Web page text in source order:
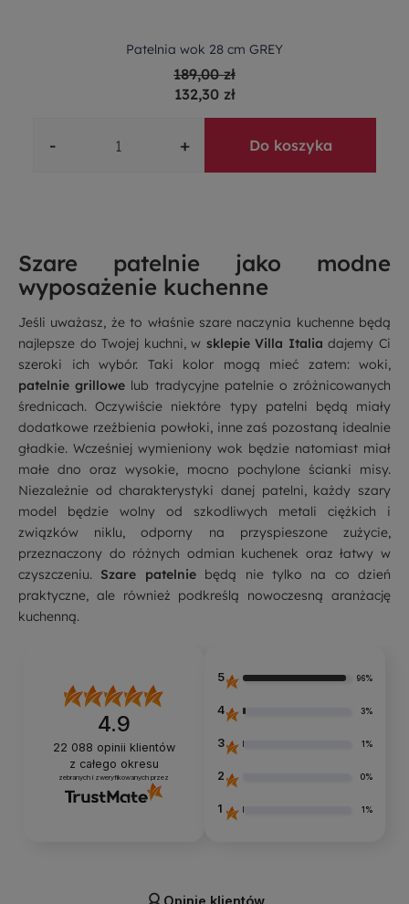
Patelnia wok 28 cm GREY
189,00 zł
132,30 zł
- + Do koszyka
Szare patelnie jako modne
wyposażenie kuchenne
Jeśli uważasz, że to właśnie szare naczynia kuchenne będą
najlepsze do Twojej kuchni, w sklepie Villa Italia dajemy Ci
szeroki ich wybór. Taki kolor mogą mieć zatem: woki,
patelnie grillowe lub tradycyjne patelnie o zróżnicowanych
średnicach. Oczywiście niektóre typy patelni będą miały
dodatkowe rzeźbienia powłoki, inne zaś pozostaną idealnie
gładkie. Wcześniej wymieniony wok będzie natomiast miał
małe dno oraz wysokie, mocno pochylone ścianki misy.
Niezależnie od charakterystyki danej patelni, każdy szary
model będzie wolny od szkodliwych metali ciężkich i
związków niklu, odporny na przyspieszone zużycie,
przeznaczony do różnych odmian kuchenek oraz łatwy w
czyszczeniu. Szare patelniebędą nie tylko na co dzień
praktyczne, ale również podkreślą nowoczesną aranżację
kuchenną.
4.9
22 088 opinii klientów
z całego okresu
zebranych i zweryfikowanych przez
5 96%
4 3%
3 1%
2 0%
1 1%